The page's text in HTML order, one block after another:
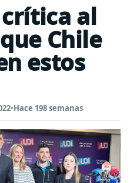
al
Chile
estos
•Hace 198 semanas